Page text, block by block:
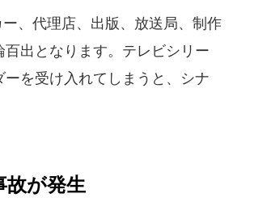
、代理店、出版、放送局、制作
出となります。テレビシリー
を受け入れてしまうと、シナ
故が発生